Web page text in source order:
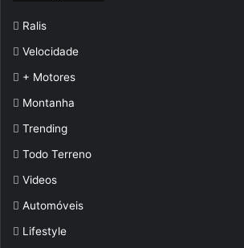
Ralis
Velocidade
+ Motores
Montanha
Trending
Todo Terreno
Videos
Automóveis
Lifestyle